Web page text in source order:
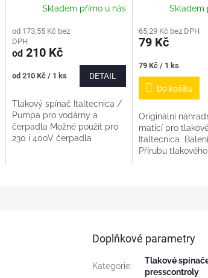
Skladem přímo u nás
od 173,55 Kč bez
DPH
od210 Kč
Měrná
od 210 Kč / 1 ks DETAIL
Tlakový spínač Italtecnica /
Pumpa pro vodárny a
čerpadla Možné použít pro
230 i 400V čerpadla
Skladem
65,29 Kč bez DPH
79 Kč
Měrná
cena:
79 Kč / 1 ks
Do košíku
Originální
maticí pro
Italtecnica
Přírubu
Doplňkové parametry
Kategorie:
Tlakové
presscontroly